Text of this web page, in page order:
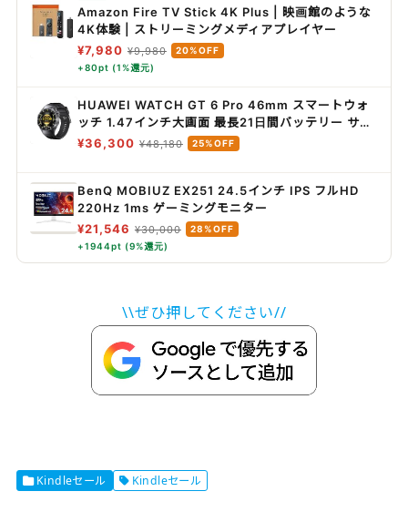
Amazon Fire TV Stick 4K Plus | 映画館のような
4K体験 | ストリーミングメディアプレイヤー
¥7,980 ¥9,980
20%OFF
+80pt (1%還元)
HUAWEI WATCH GT 6 Pro 46mm スマートウォ
ッチ 1.47インチ大画面 最長21日間バッテリー サイ
クリング/登山/進化したゴルフナビ スポーツモード
リング iOS/Android対応 ブラック
¥36,300 ¥48,180 25%OFF
BenQ MOBIUZ EX251 24.5インチ IPS フルHD
220Hz 1ms ゲーミングモニター
¥21,546 ¥30,000
28%OFF
+1944pt (9%還元)
\\ぜひ押してください//
Kindleセール Kindleセール